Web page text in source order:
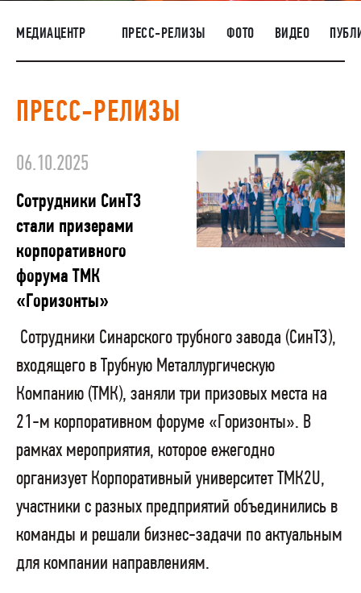
НАШИ ЛЮДИ
ОКРУЖАЮЩАЯ СРЕДА
РАСКРЫТИЕ ИНФОРМАЦИИ
ЗАКУПКИ
МЕДИАЦЕНТР ПРЕСС-РЕЛИЗЫ ФОТО ВИДЕО
ПРЕСС-РЕЛИЗЫ
06.10.2025
Сотрудники СинТЗ
стали призерами
корпоративного
форума ТМК
«Горизонты»
Сотрудники Синарского трубного завода (СинТЗ),
входящего в Трубную Металлургическую
Компанию (ТМК), заняли три призовых места на
21-м корпоративном форуме «Горизонты». В
рамках мероприятия, которое ежегодно
организует Корпоративный университет ТМК2U,
участники с разных предприятий объединились в
команды и решали бизнес-задачи по актуальным
для компании направлениям.